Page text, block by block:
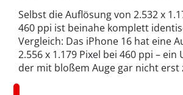
Selbst die Auflösung von 2.532 x
460 ppi ist beinahe komplett
Vergleich: Das iPhone 16 hat eine
2.556 x 1.179 Pixel bei 460 ppi – ein
der mit bloßem Auge gar nicht erst